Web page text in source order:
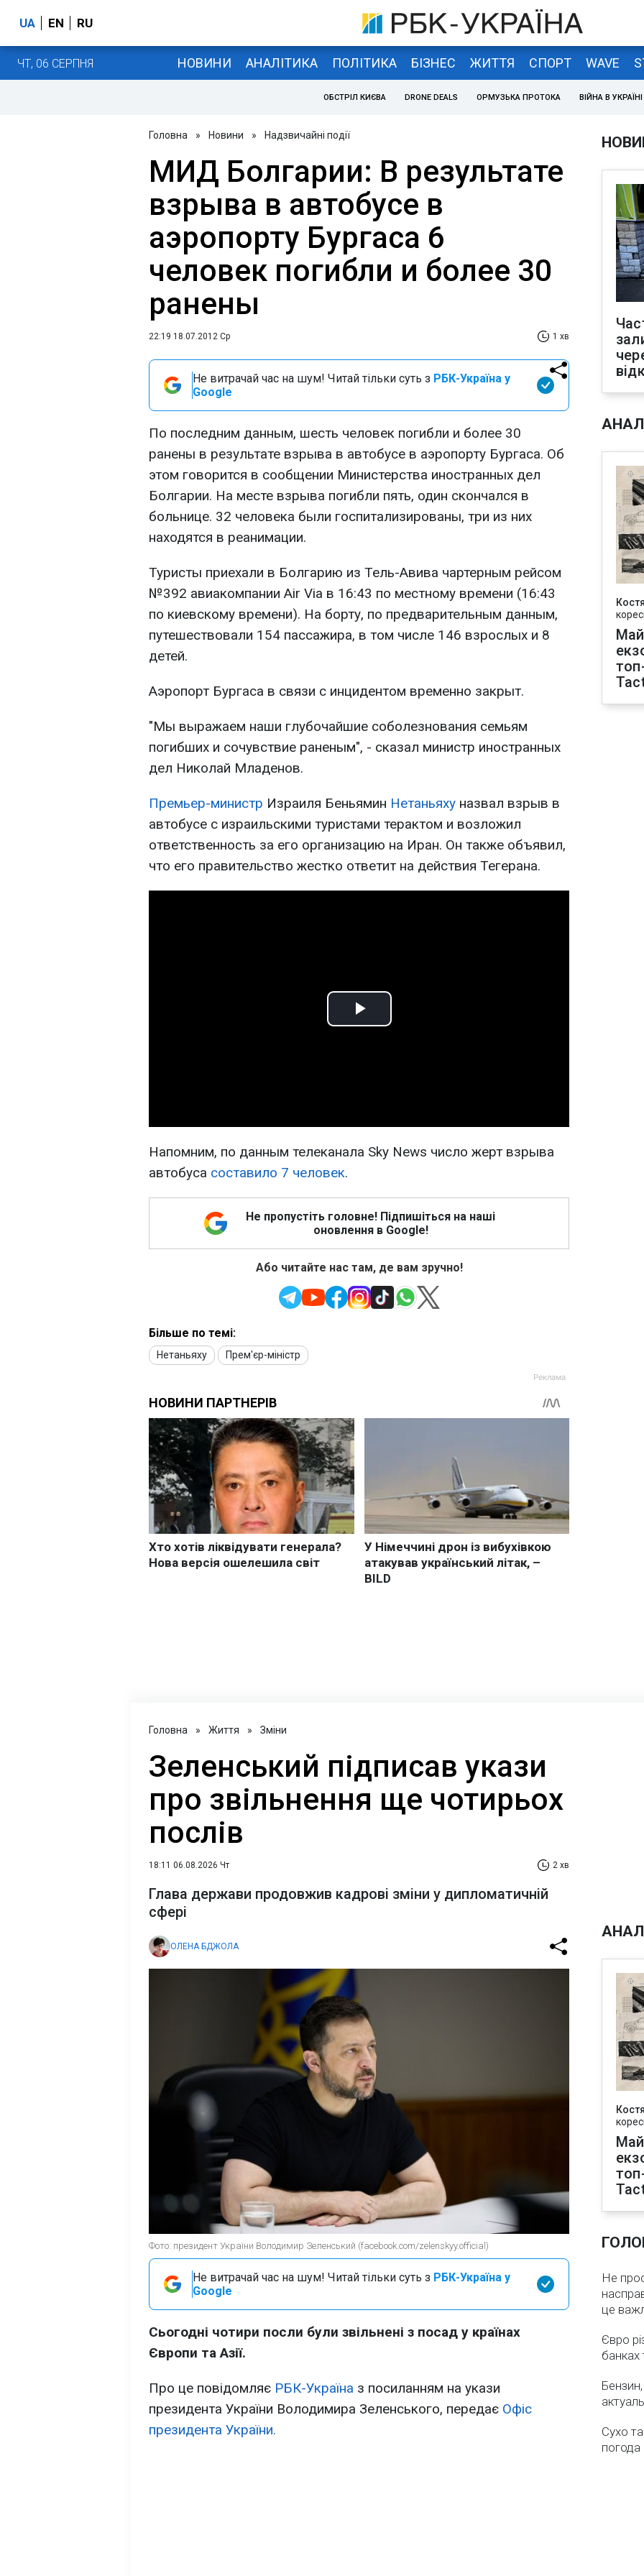
UA EN RU
ЧТ, 06 СЕРПНЯ НОВИНИ АНАЛІТИКА ПОЛІТИКА БІЗНЕС ЖИТТЯ СПОРТ WAVE
ОБСТРІЛ КИЄВА DRONE DEALS ОРМУЗЬКА ПРОТОКА ВІЙНА В УКРАЇНІ
Головна » Новини » Надзвичайні події
МИД Болгарии: В результате
взрыва в автобусе в
аэропорту Бургаса 6
человек погибли и более 30
ранены
22:19 18.07.2012 Ср 1 хв
Не витрачай час на шум! Читай тільки суть з РБК-Україна у
Google
По последним данным, шесть человек погибли и более 30
ранены в результате взрыва в автобусе в аэропорту Бургаса. Об
этом говорится в сообщении Министерства иностранных дел
Болгарии. На месте взрыва погибли пять, один скончался в
больнице. 32 человека были госпитализированы, три из них
находятся в реанимации.
Туристы приехали в Болгарию из Тель-Авива чартерным рейсом
№392 авиакомпании Air Via в 16:43 по местному времени (16:43
по киевскому времени). На борту, по предварительным данным,
путешествовали 154 пассажира, в том числе 146 взрослых и 8
детей.
Аэропорт Бургаса в связи с инцидентом временно закрыт.
"Мы выражаем наши глубочайшие соболезнования семьям
погибших и сочувствие раненым", - сказал министр иностранных
дел Николай Младенов.
Премьер-министр Израиля Беньямин Нетаньяху назвал взрыв в
автобусе с израильскими туристами терактом и возложил
ответственность за его организацию на Иран. Он также объявил,
что его правительство жестко ответит на действия Тегерана.
Play
Напомним, по данным телеканала Sky News число жерт взрыва
автобуса составило 7 человек.
Не пропустіть головне! Підпишіться на наші
оновлення в Google!
Або читайте нас там, де вам зручно!
Більше по темі:
Нетаньяху Прем'єр-міністр
Головна » Життя » Зміни
Зеленський підписав укази
про звільнення ще чотирьох
послів
18:11 06.08.2026 Чт 2 хв
Глава держави продовжив кадрові зміни у дипломатичній
сфері
ОЛЕНА БДЖОЛА
Фото: президент України Володимир Зеленський (facebook.com/zelenskyy.official)
Не витрачай час на шум! Читай тільки суть з РБК-Україна у
Google
Сьогодні чотири посли були звільнені з посад у країнах
Європи та Азії.
Про це повідомляє РБК-Україна з посиланням на укази
президента України Володимира Зеленського, передає Офіс
президента України.
Не
це
Євро
банках
Сухо
погода